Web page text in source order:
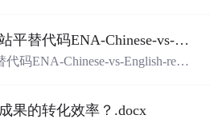
案，推动科技创新与产业创新认知网络分析的网站平替代码ENA-Chinese-vs-English-reproducible.zip
码ENA-Chinese-vs-English-repro
果的转化效率？.docx